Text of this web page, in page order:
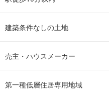
建築条件なしの土地
売主・ハウスメーカー
第一種低層住居専用地域